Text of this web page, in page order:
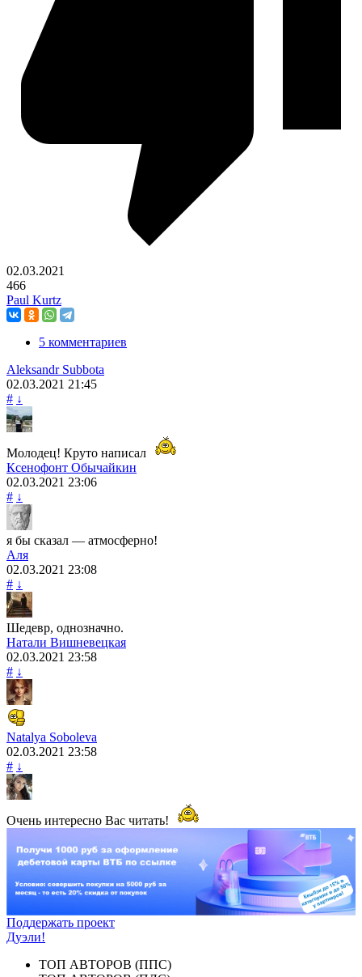
02.03.2021
466
Paul Kurtz
5 комментариев
Aleksandr Subbota
02.03.2021 21:45
# ↓
Молодец! Круто написал
Ксенофонт Обычайкин
02.03.2021 23:06
# ↓
я бы сказал — атмосферно!
Аля
02.03.2021 23:08
# ↓
Шедевр, однозначно.
Натали Вишневецкая
02.03.2021 23:58
# ↓
Natalya Soboleva
02.03.2021 23:58
# ↓
Очень интересно Вас читать!
Поддержать проект
Дуэли!
ТОП АВТОРОВ (ППС)